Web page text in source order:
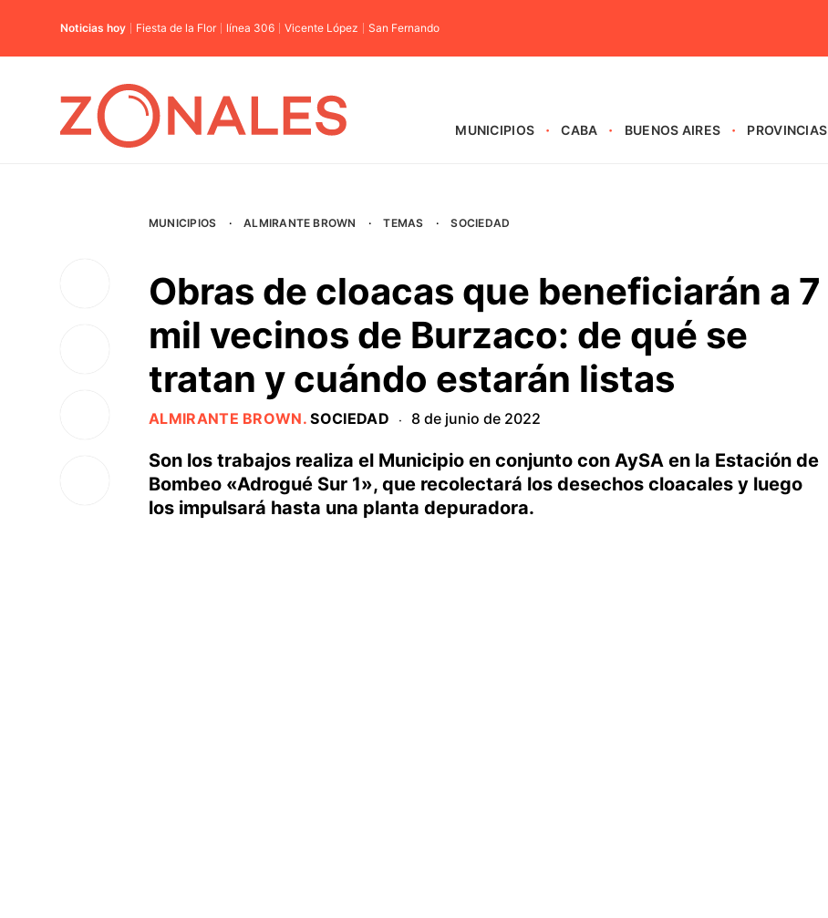
Noticias hoy Fiesta de la Flor línea 306 Vicente López San Fernando
MUNICIPIOS CABA BUENOS AIRES PROVINCIAS
MUNICIPIOS · ALMIRANTE BROWN · TEMAS · SOCIEDAD
Obras de cloacas que beneficiarán a 7
mil vecinos de Burzaco: de qué se
tratan y cuándo estarán listas
ALMIRANTE BROWN.SOCIEDAD · 8 de junio de 2022
Son los trabajos realiza el Municipio en conjunto con AySA en la Estación de
Bombeo «Adrogué Sur 1», que recolectará los desechos cloacales y luego
los impulsará hasta una planta depuradora.